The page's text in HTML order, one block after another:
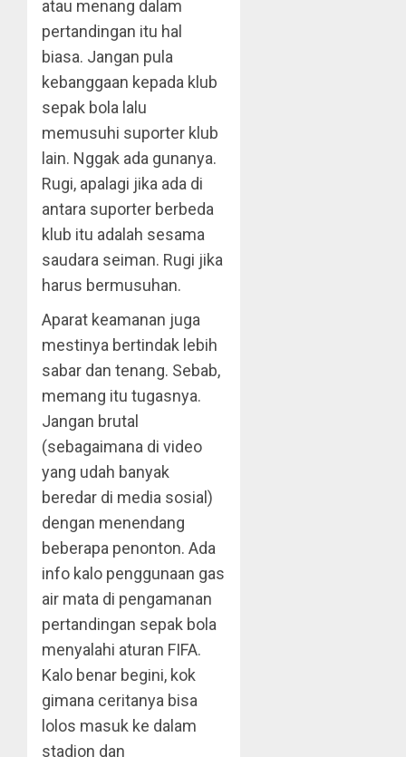
atau menang dalam
pertandingan itu hal
biasa. Jangan pula
kebanggaan kepada klub
sepak bola lalu
memusuhi suporter klub
lain. Nggak ada gunanya.
Rugi, apalagi jika ada di
antara suporter berbeda
klub itu adalah sesama
saudara seiman. Rugi jika
harus bermusuhan.
Aparat keamanan juga
mestinya bertindak lebih
sabar dan tenang. Sebab,
memang itu tugasnya.
Jangan brutal
(sebagaimana di video
yang udah banyak
beredar di media sosial)
dengan menendang
beberapa penonton. Ada
info kalo penggunaan gas
air mata di pengamanan
pertandingan sepak bola
menyalahi aturan FIFA.
Kalo benar begini, kok
gimana ceritanya bisa
lolos masuk ke dalam
stadion dan